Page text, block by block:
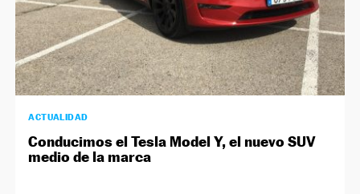
ACTUALIDAD
Conducimos el Tesla Model Y, el nuevo SUV
medio de la marca